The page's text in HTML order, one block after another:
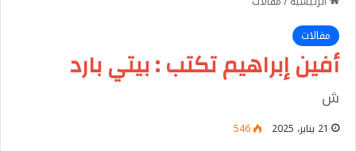
مقالات
أفين إبراهيم تكتب : بيتي بارد
ش
21 يناير، 2025 546